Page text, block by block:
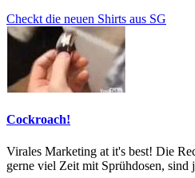
Checkt die neuen Shirts aus SG
Cockroach!
Virales Marketing at it's best! Die
gerne viel Zeit mit Sprühdosen, sind